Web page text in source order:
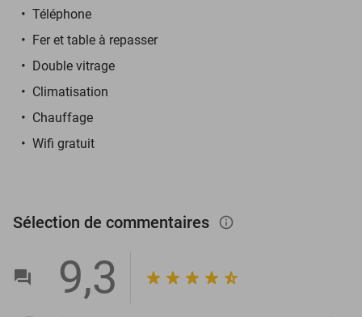
Téléphone
Fer et table à repasser
Double vitrage
Climatisation
Chauffage
Wifi gratuit
Sélection de commentaires info_outlined
9,3